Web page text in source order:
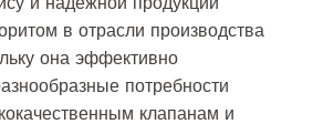
в отрасли производства
она эффективно
потребности
клапанам и